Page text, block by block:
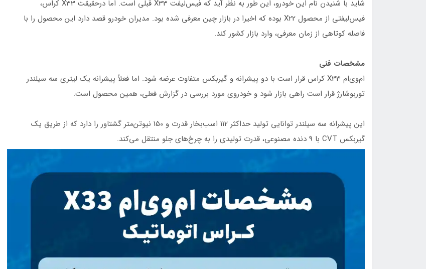
شاید با شنیدن نام این خودرو، این طور به نظر آید که فیس‌لیفت X33 قبلی است. اما درحقیقت X33 کراس،
فیس‌لیفتی از محصول X22 بوده که اخیرا در بازار چین معرفی شده بود. مدیران خودرو قصد دارد این محصول را با
فاصله کوتاهی از زمان معرفی، وارد بازار کشور کند.
مشخصات فنی
ام‌وی‌ام X33 کراس قرار است با دو پیشرانه و گیربکس متفاوت عرضه شود. اما فعلاً پیشرانه یک لیتری سه سیلندر
توربوشارژ قرار است راهی بازار شود و خودروی مورد بررسی در گزارش فعلی، همین محصول است.
این پیشرانه سه سیلندر توانایی تولید حداکثر 112 اسب‌بخار قدرت و 150 نیوتن‌متر گشتاور را دارد که از طریق یک
گیربکس CVT با 9 دنده مصنوعی، قدرت تولیدی را به چرخ‌های جلو منتقل می‌کند.